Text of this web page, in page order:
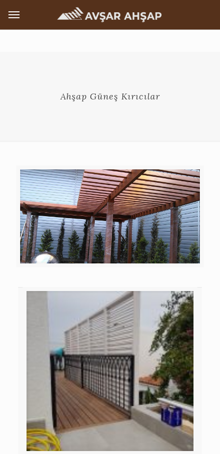
Ahşap Güneş Kırıcılar